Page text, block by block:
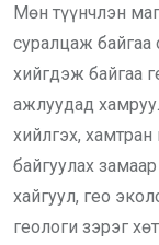
Мөн түүнчлэн
суралцаж байгаа
хийгдэж байгаа
ажлуудад
хийлгэх,
байгуулах
хайгуул, гео
геологи зэрэг